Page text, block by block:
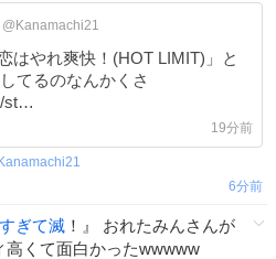
@Kanamachi21
はやれ爽快！(HOT LIMIT)」と
てるのなんかくさ
st…
19分前
Kanamachi21
6分前
ぎて滅 ！』 おれたみんさんが
高くて面白かったwwwww